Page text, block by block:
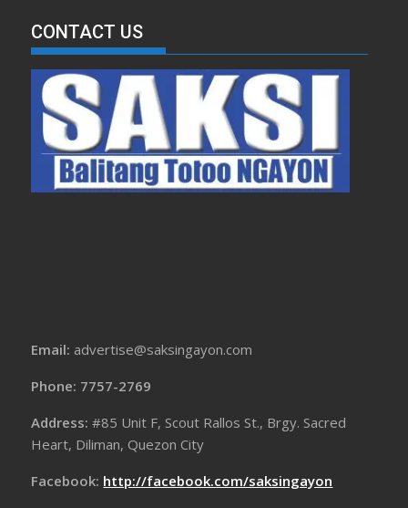
CONTACT US
Email: advertise@saksingayon.com
Phone: 7757-2769
Address:#85 Unit F, Scout Rallos St., Brgy. Sacred
Heart, Diliman, Quezon City
Facebook: http://facebook.com/saksingayon